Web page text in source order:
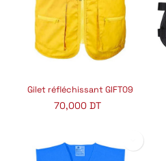
Gilet réfléchissant GIFT09
70,000 DT